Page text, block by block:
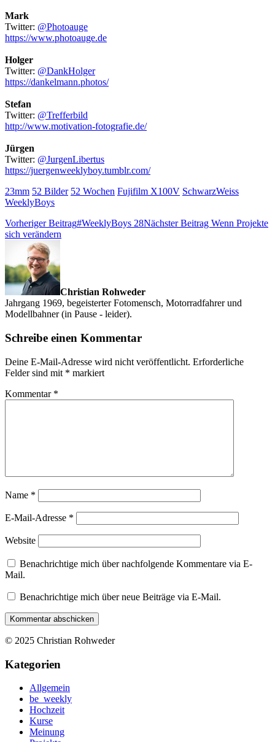
Mark
Twitter: @Photoauge
https://www.photoauge.de
Holger
Twitter: @DankHolger
https://dankelmann.photos/
Stefan
Twitter: @Trefferbild
http://www.motivation-fotografie.de/
Jürgen
Twitter: @JurgenLibertus
https://juergenweeklyboy.tumblr.com/
23mm 52 Bilder 52 Wochen Fujifilm X100V SchwarzWeiss
WeeklyBoys
Vorheriger Beitrag#WeeklyBoys 28Nächster Beitrag Wenn Projekte
sich verändern
Christian Rohweder
Jahrgang 1969, begeisterter Fotomensch, Motorradfahrer und
Modellbahner (in Pause - leider).
Schreibe einen Kommentar
Deine E-Mail-Adresse wird nicht veröffentlicht. Erforderliche
Felder sind mit * markiert
Kommentar *
Name *
E-Mail-Adresse *
Website
Benachrichtige mich über nachfolgende Kommentare via E-
Mail.
Benachrichtige mich über neue Beiträge via E-Mail.
© 2025 Christian Rohweder
Kategorien
Allgemein
be_weekly
Hochzeit
Kurse
Meinung